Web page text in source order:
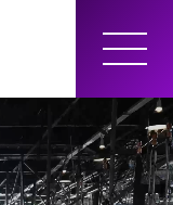
MEN